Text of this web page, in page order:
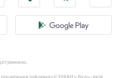
інформації УНІАН у будь-якій